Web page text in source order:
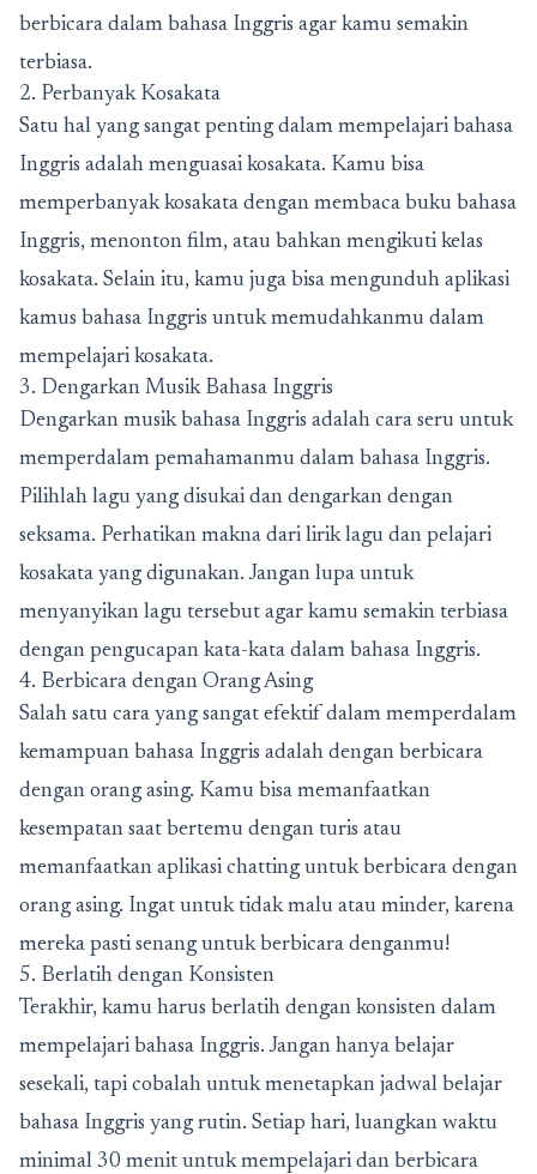
berbicara dalam bahasa Inggris agar kamu semakin
terbiasa.
2. Perbanyak Kosakata
Satu hal yang sangat penting dalam mempelajari bahasa
Inggris adalah menguasai kosakata. Kamu bisa
memperbanyak kosakata dengan membaca buku bahasa
Inggris, menonton film, atau bahkan mengikuti kelas
kosakata. Selain itu, kamu juga bisa mengunduh aplikasi
kamus bahasa Inggris untuk memudahkanmu dalam
mempelajari kosakata.
3. Dengarkan Musik Bahasa Inggris
Dengarkan musik bahasa Inggris adalah cara seru untuk
memperdalam pemahamanmu dalam bahasa Inggris.
Pilihlah lagu yang disukai dan dengarkan dengan
seksama. Perhatikan makna dari lirik lagu dan pelajari
kosakata yang digunakan. Jangan lupa untuk
menyanyikan lagu tersebut agar kamu semakin terbiasa
dengan pengucapan kata-kata dalam bahasa Inggris.
4. Berbicara dengan Orang Asing
Salah satu cara yang sangat efektif dalam memperdalam
kemampuan bahasa Inggris adalah dengan berbicara
dengan orang asing. Kamu bisa memanfaatkan
kesempatan saat bertemu dengan turis atau
memanfaatkan aplikasi chatting untuk berbicara dengan
orang asing. Ingat untuk tidak malu atau minder, karena
mereka pasti senang untuk berbicara denganmu!
5. Berlatih dengan Konsisten
Terakhir, kamu harus berlatih dengan konsisten dalam
mempelajari bahasa Inggris. Jangan hanya belajar
sesekali, tapi cobalah untuk menetapkan jadwal belajar
bahasa Inggris yang rutin. Setiap hari, luangkan waktu
minimal 30 menit untuk mempelajari dan berbicara